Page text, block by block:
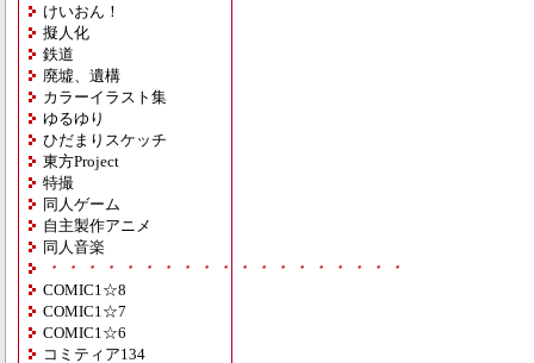
けいおん！
擬人化
鉄道
廃墟、遺構
カラーイラスト集
ゆるゆり
ひだまりスケッチ
東方Project
特撮
同人ゲーム
自主製作アニメ
同人音楽
・・・・・・・・・・・・・・・・・・・
COMIC1☆8
COMIC1☆7
COMIC1☆6
コミティア134